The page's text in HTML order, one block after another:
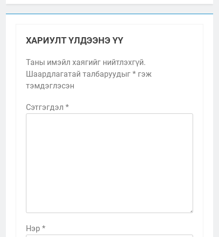
ХАРИУЛТ ҮЛДЭЭНЭ ҮҮ
Таны имэйл хаягийг нийтлэхгүй.
Шаардлагатай талбаруудыг * гэж
тэмдэглэсэн
Сэтгэгдэл *
Нэр *